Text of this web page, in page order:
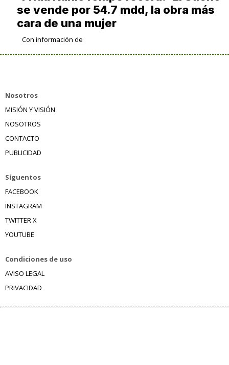
se vende por 54.7 mdd, la obra más
cara de una mujer
Con información de
Nosotros
MISIÓN Y VISIÓN
NOSOTROS
CONTACTO
PUBLICIDAD
Síguentos
FACEBOOK
INSTAGRAM
TWITTER X
YOUTUBE
Condiciones de uso
AVISO LEGAL
PRIVACIDAD